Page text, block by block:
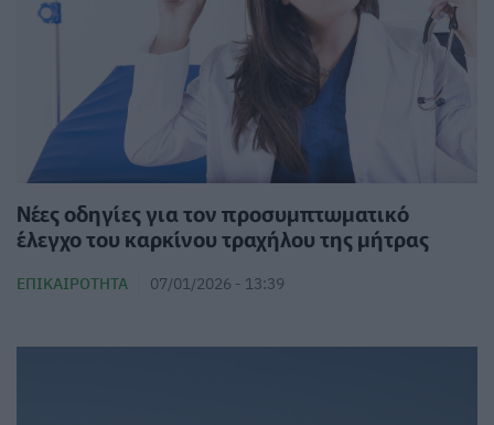
Νέες οδηγίες για τον προσυμπτωματικό
έλεγχο του καρκίνου τραχήλου της μήτρας
ΕΠΙΚΑΙΡΌΤΗΤΑ 07/01/2026 - 13:39